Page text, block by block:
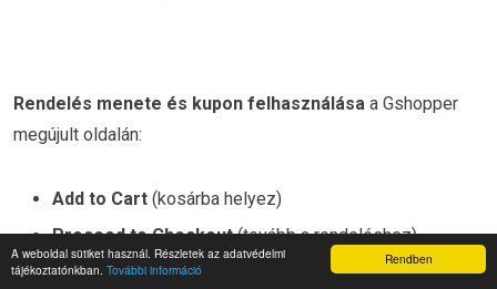
Rendben
A weboldal sütiket használ. Részletek az adatvédelmi
tájékoztatónkban. További információ
Rendelés menete és kupon felhasználása a Gshopper
megújult oldalán:
Add to Cart (kosárba helyez)
Proceed to Checkout(tovább a rendeléshez)
Add meg a szállítási adataidat (ékezetek nélkül)